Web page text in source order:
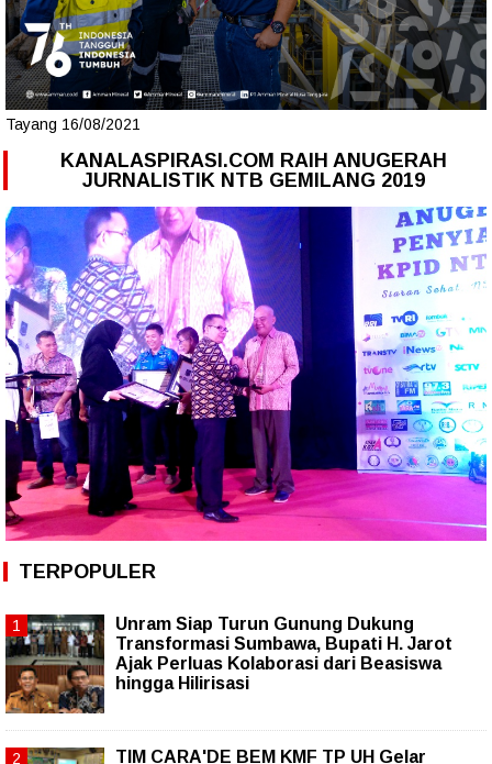
Tayang 16/08/2021
KANALASPIRASI.COM RAIH ANUGERAH
JURNALISTIK NTB GEMILANG 2019
TERPOPULER
Unram Siap Turun Gunung Dukung
Transformasi Sumbawa, Bupati H. Jarot
Ajak Perluas Kolaborasi dari Beasiswa
hingga Hilirisasi
TIM CARA'DE BEM KMF TP UH Gelar